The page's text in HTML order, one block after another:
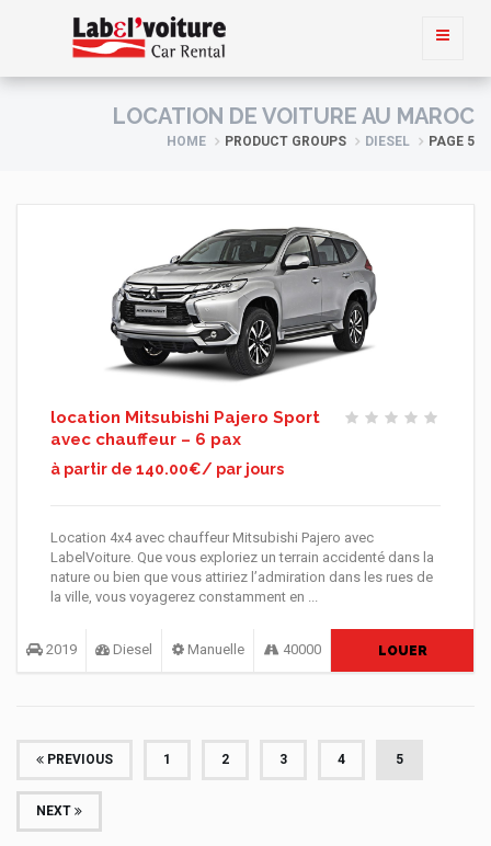
LOCATION DE VOITURE AU MAROC
HOME PRODUCT GROUPS DIESEL PAGE 5
location Mitsubishi Pajero Sport
avec chauffeur – 6 pax
à partir de 140.00€/ par jours
Location 4x4 avec chauffeur Mitsubishi Pajero avec
LabelVoiture. Que vous exploriez un terrain accidenté dans la
nature ou bien que vous attiriez l’admiration dans les rues de
la ville, vous voyagerez constamment en ...
2019 Diesel Manuelle 40000 LOUER
PREVIOUS 1 2 3 4 5(CURRENT)
NEXT